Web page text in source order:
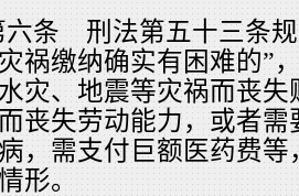
六条 刑法第五十三条
祸缴纳确实有困难的”
灾、地震等灾祸而丧
丧失劳动能力，或者
，需支付巨额医药费
形。